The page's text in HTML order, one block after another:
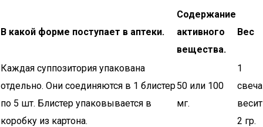
В какой форме поступает в аптеки.
Содержание
активного
вещества.
Вес
Каждая суппозитория упакована
отдельно. Они соединяются в 1 блистер
по 5 шт. Блистер упаковывается в
коробку из картона.
50 или 100
мг.
1
свеча
весит
2 гр.